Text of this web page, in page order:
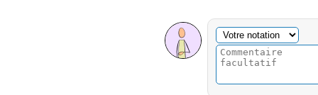
Commentaire facultatif
Votre notation